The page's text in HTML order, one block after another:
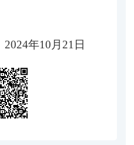
月21日